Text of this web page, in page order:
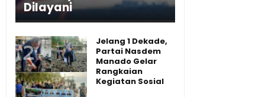
Dilayani
Jelang 1 Dekade,
Partai Nasdem
Manado Gelar
Rangkaian
Kegiatan Sosial